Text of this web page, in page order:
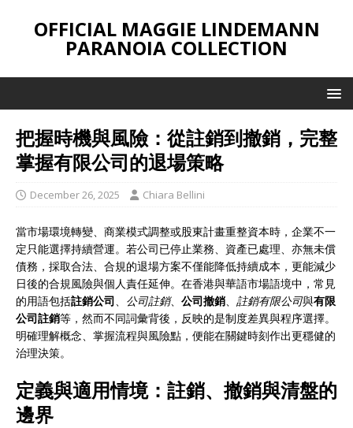
OFFICIAL MAGGIE LINDEMANN
PARANOIA COLLECTION
把握時機與風險：從註銷到撤銷，完整
掌握有限公司的退場策略
December 26, 2025 Chiara Bellini
當市場環境轉變、商業模式調整或股東計畫重整資本時，企業不一
定只能選擇持續營運。若公司已停止業務、資產已處理、亦無未償
債務，採取合法、合規的退場方案不僅能降低持續成本，更能減少
日後的合規風險與個人責任延伸。在香港與華語市場語境中，常見
的用語包括註銷公司、 公司註銷、 公司撤銷、 註銷有限公司與有限
公司註銷等，然而不同詞彙背後，反映的是制度差異與程序選擇。
明確理解概念、掌握流程與風險點，便能在關鍵時刻作出更穩健的
治理決策。
定義與適用情境：註銷、撤銷與清盤的
邊界